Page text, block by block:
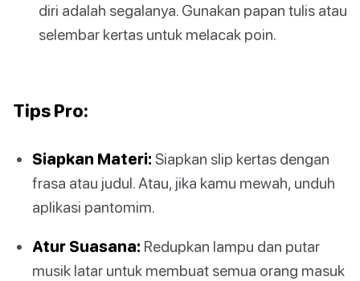
diri adalah segalanya. Gunakan papan tulis atau
selembar kertas untuk melacak poin.
Tips Pro:
Siapkan Materi: Siapkan slip kertas dengan
frasa atau judul. Atau, jika kamu mewah, unduh
aplikasi pantomim.
Atur Suasana: Redupkan lampu dan putar
musik latar untuk membuat semua orang masuk